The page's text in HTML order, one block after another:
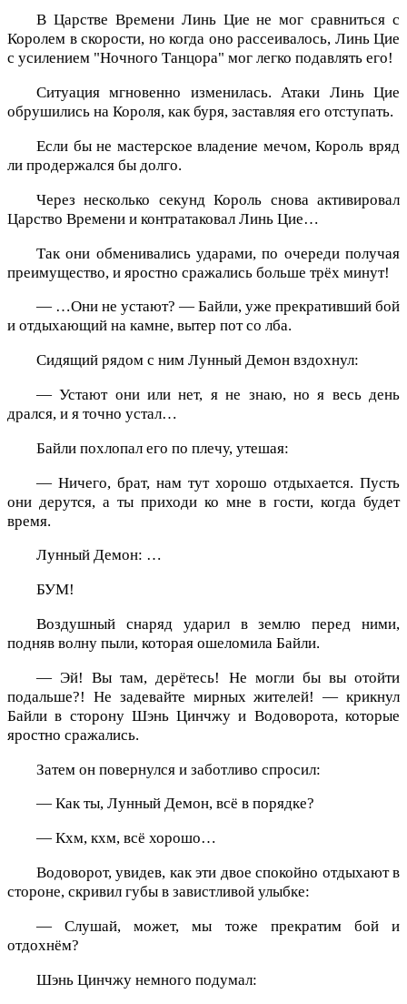
В Царстве Времени Линь Цие не мог сравниться с
Королем в скорости, но когда оно рассеивалось, Линь Цие
с усилением "Ночного Танцора" мог легко подавлять его!
Ситуация мгновенно изменилась. Атаки Линь Цие
обрушились на Короля, как буря, заставляя его отступать.
Если бы не мастерское владение мечом, Король вряд
ли продержался бы долго.
Через несколько секунд Король снова активировал
Царство Времени и контратаковал Линь Цие…
Так они обменивались ударами, по очереди получая
преимущество, и яростно сражались больше трёх минут!
— …Они не устают? — Байли, уже прекративший бой
и отдыхающий на камне, вытер пот со лба.
Сидящий рядом с ним Лунный Демон вздохнул:
— Устают они или нет, я не знаю, но я весь день
дрался, и я точно устал…
Байли похлопал его по плечу, утешая:
— Ничего, брат, нам тут хорошо отдыхается. Пусть
они дерутся, а ты приходи ко мне в гости, когда будет
время.
Лунный Демон: …
БУМ!
Воздушный снаряд ударил в землю перед ними,
подняв волну пыли, которая ошеломила Байли.
— Эй! Вы там, дерётесь! Не могли бы вы отойти
подальше?! Не задевайте мирных жителей! — крикнул
Байли в сторону Шэнь Цинчжу и Водоворота, которые
яростно сражались.
Затем он повернулся и заботливо спросил:
— Как ты, Лунный Демон, всё в порядке?
— Кхм, кхм, всё хорошо…
Водоворот, увидев, как эти двое спокойно отдыхают в
стороне, скривил губы в завистливой улыбке:
— Слушай, может, мы тоже прекратим бой и
отдохнём?
Шэнь Цинчжу немного подумал: